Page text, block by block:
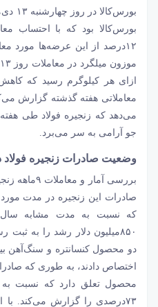
۱۲‌درصد از این عرضه‌‌‌ها مورد
معاملاتی هفته گذشته گزارش
می‌دهد که زنجیره فولاد طی
جو آرامی به سر می‌‌‌برد.
وضعیت صادرات زنجیره فولاد در ۹ماهه
بررسی آمار و معاملات ۹ماهه
۸۵۰میلیون دلار رشد را به
دو محصول کنسانتره و سنگ‌آهن
۷۳درصدی را گزارش می‌کند.